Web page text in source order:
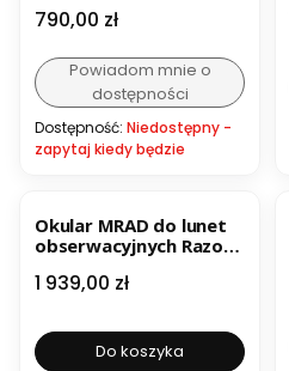
Cena
790,00 zł
Powiadom mnie o
dostępności
Dostępność: Niedostępny -
zapytaj kiedy będzie
Okular MRAD do lunet
obserwacyjnych Razor
Cena
1 939,00 zł
Do koszyka